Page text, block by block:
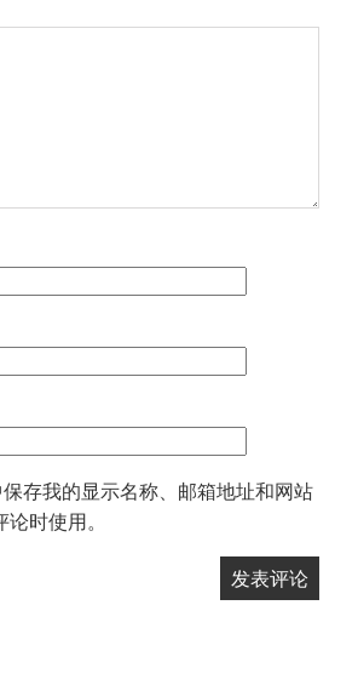
存我的显示名称、邮箱地址和网站
时使用。